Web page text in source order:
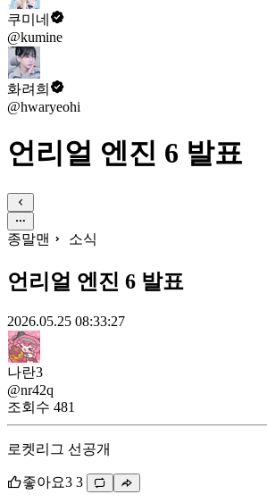
쿠미네
@kumine
화려희
@hwaryeohi
언리얼 엔진 6 발표
종말맨 소식
언리얼 엔진 6 발표
2026.05.25 08:33:27
나란3
@nr42q
조회수 481
로켓리그 선공개
좋아요3 3